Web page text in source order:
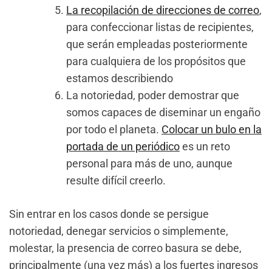
La recopilación de direcciones de correo,
para confeccionar listas de recipientes,
que serán empleadas posteriormente
para cualquiera de los propósitos que
estamos describiendo
La notoriedad, poder demostrar que
somos capaces de diseminar un engaño
por todo el planeta. Colocar un bulo en la
portada de un periódicoes un reto
personal para más de uno, aunque
resulte difícil creerlo.
Sin entrar en los casos donde se persigue
notoriedad, denegar servicios o simplemente,
molestar, la presencia de correo basura se debe,
principalmente (una vez más) a los fuertes ingresos